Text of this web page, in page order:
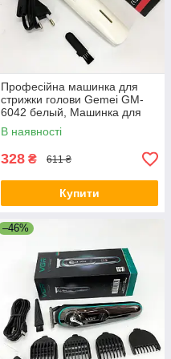
Професійна машинка для
стрижки голови Gemei GM-
6042 белый, Машинка для
стрижки волосся хороша KJ-
41
В наявності
328 ₴ 611 ₴
Купити
–46%